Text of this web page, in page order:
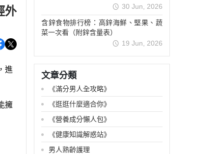
外
進
擁
30 Jun, 2026
含鋅食物排行榜：高鋅海鮮、堅果、蔬
菜一次看（附鋅含量表）
19 Jun, 2026
文章分類
《滿分男人全攻略》
《逛逛什麼適合你》
《營養成分懶人包》
《健康知識解惑站》
男人熟齡護理